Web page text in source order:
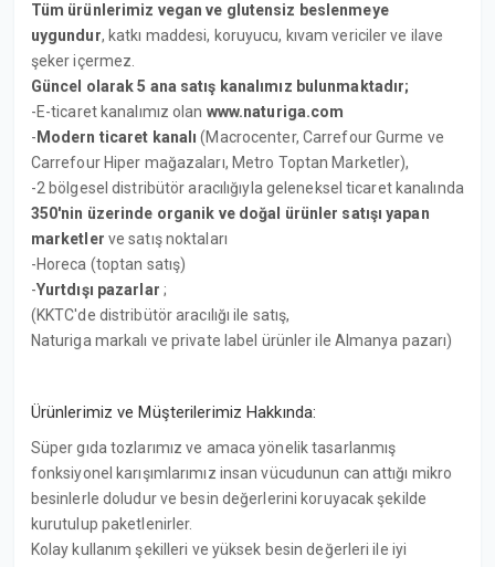
Tüm ürünlerimiz vegan ve glutensiz beslenmeye
uygundur, katkı maddesi, koruyucu, kıvam vericiler ve ilave
şeker içermez.
Güncel olarak 5 ana satış kanalımız bulunmaktadır;
-E-ticaret kanalımız olan www.naturiga.com
- Modern ticaret kanalı(Macrocenter, Carrefour Gurme ve
Carrefour Hiper mağazaları, Metro Toptan Marketler),
-2 bölgesel distribütör aracılığıyla geleneksel ticaret kanalında
350'nin üzerinde organik ve doğal ürünler satışı yapan
marketler ve satış noktaları
-Horeca (toptan satış)
-Yurtdışı pazarlar ;
(KKTC'de distribütör aracılığı ile satış,
Naturiga markalı ve private label ürünler ile Almanya pazarı)
Ürünlerimiz ve Müşterilerimiz Hakkında:
Süper gıda tozlarımız ve amaca yönelik tasarlanmış
fonksiyonel karışımlarımız insan vücudunun can attığı mikro
besinlerle doludur ve besin değerlerini koruyacak şekilde
kurutulup paketlenirler.
Kolay kullanım şekilleri ve yüksek besin değerleri ile iyi